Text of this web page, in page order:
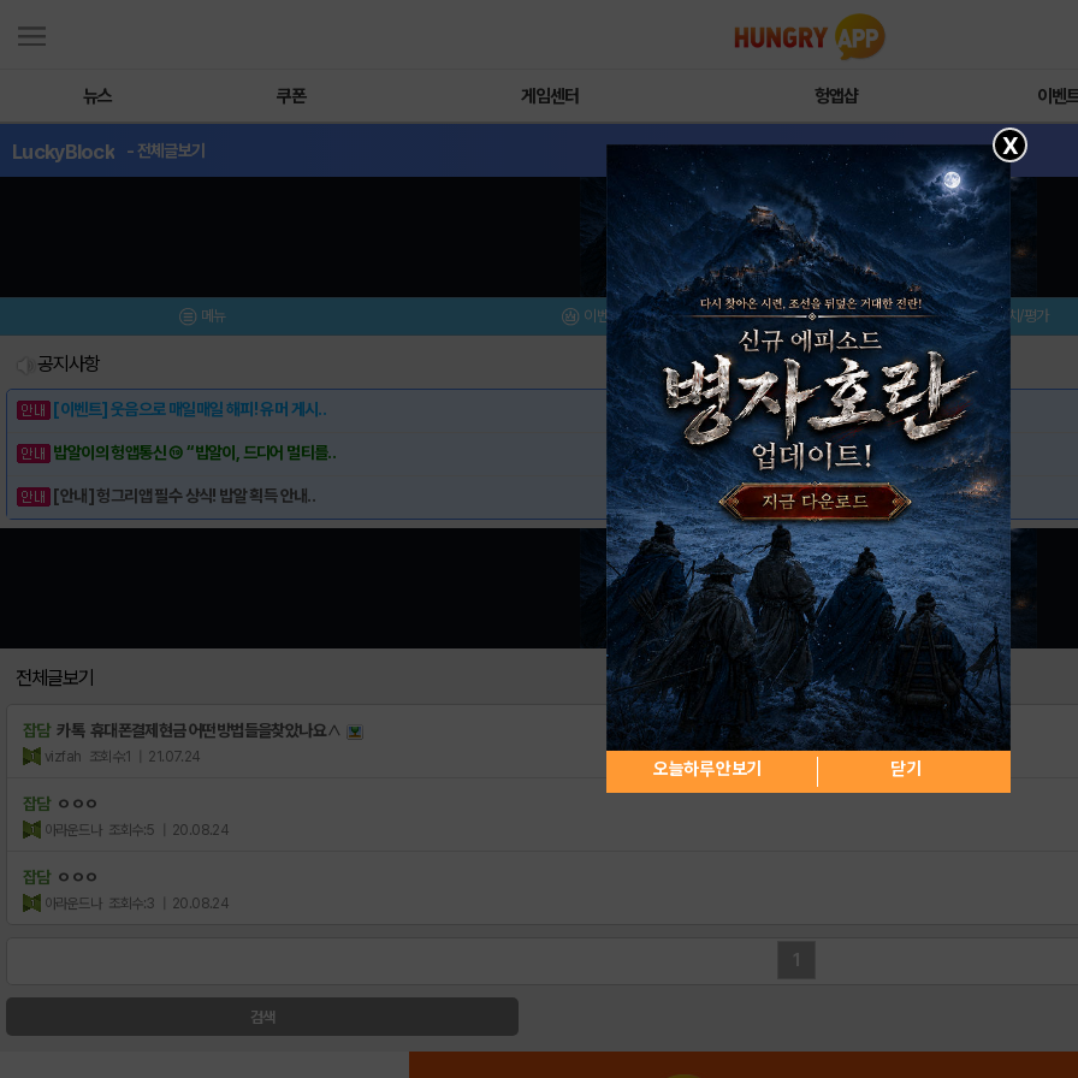
뉴스 쿠폰 게임센터 헝앱샵 이벤
LuckyBlock - 전체글보기
메뉴 이벤트/미션 설치/평가
공지사항
[이벤트] 웃음으로 매일매일 해피! 유머 게시..
밥알이의 헝앱통신 ⑲ “밥알이, 드디어 멀티를..
[안내] 헝그리앱 필수 상식! 밥알 획득 안내..
전체글보기
잡담 카톡 휴대폰결제현금 어떤방법들을찾았나요∧
vizfah 조회수:1 | 21.07.24
잡담 ㅇㅇㅇ
아라운드나 조회수:5 | 20.08.24
잡담 ㅇㅇㅇ
아라운드나 조회수:3 | 20.08.24
1
검색
X
오늘하루 안보기 닫기